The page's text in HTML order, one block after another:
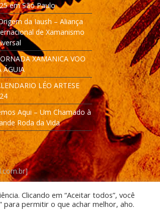
em São Paulo
da Iaush – Aliança
de Xamanismo
XAMANICA VOO
ÁGUIA
LÉO ARTESE
Aqui – Um Chamado à
Roda da Vida
Clicando em “Aceitar todos”, você
para permitir o que achar melhor, aho.